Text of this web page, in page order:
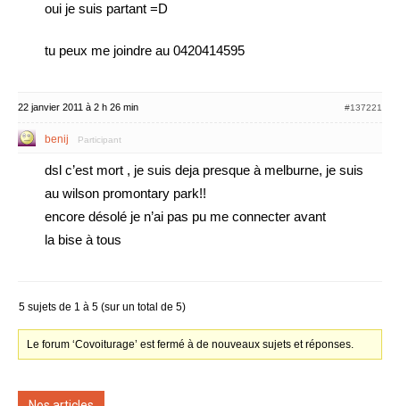
oui je suis partant =D
tu peux me joindre au 0420414595
22 janvier 2011 à 2 h 26 min #137221
benij Participant
dsl c’est mort , je suis deja presque à melburne, je suis
au wilson promontary park!!
encore désolé je n’ai pas pu me connecter avant
la bise à tous
5 sujets de 1 à 5 (sur un total de 5)
Le forum ‘Covoiturage’ est fermé à de nouveaux sujets et réponses.